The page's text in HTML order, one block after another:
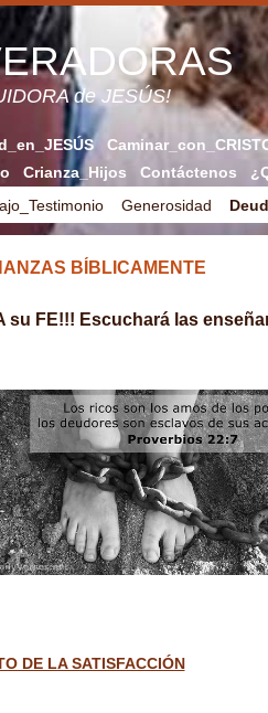
de JESÚS!
Crianza_Hijos Contáctenos
Generosidad
BÍBLICAMENTE
su FE!!! Escuchará las
DE LA SATISFACCIÓN